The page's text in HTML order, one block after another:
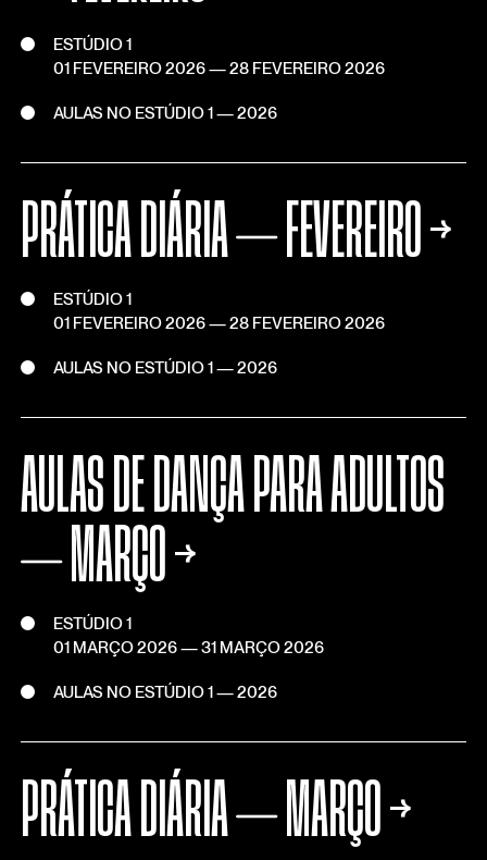
ESTÚDIO 1
01 FEVEREIRO 2026—28 FEVEREIRO 2026
AULAS NO ESTÚDIO 1 — 2026
ESTÚDIO 1
01 FEVEREIRO 2026—28 FEVEREIRO 2026
AULAS NO ESTÚDIO 1 — 2026
PRÁTICA DIÁRIA ⏤ FEVEREIRO →
ESTÚDIO 1
01 MARÇO 2026—31 MARÇO 2026
AULAS NO ESTÚDIO 1 — 2026
AULAS DE DANÇA PARA ADULTOS
⏤ MARÇO →
PRÁTICA DIÁRIA ⏤ MARÇO →